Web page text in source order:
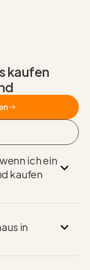
kaufen
ich ein
kaufen
in